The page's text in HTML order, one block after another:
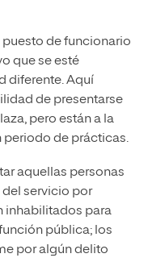
puesto de funcionario
que se esté
diferente. Aquí
de presentarse
pero están a la
periodo de prácticas.
aquellas personas
del servicio por
inhabilitados para
pública; los
por algún delito